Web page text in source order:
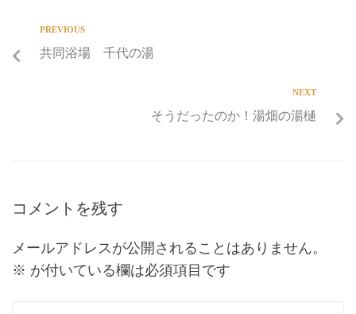
PREVIOUS
共同浴場 千代の湯
NEXT
そうだったのか！湯畑の湯樋
コメントを残す
メールアドレスが公開されることはありません。
※ が付いている欄は必須項目です